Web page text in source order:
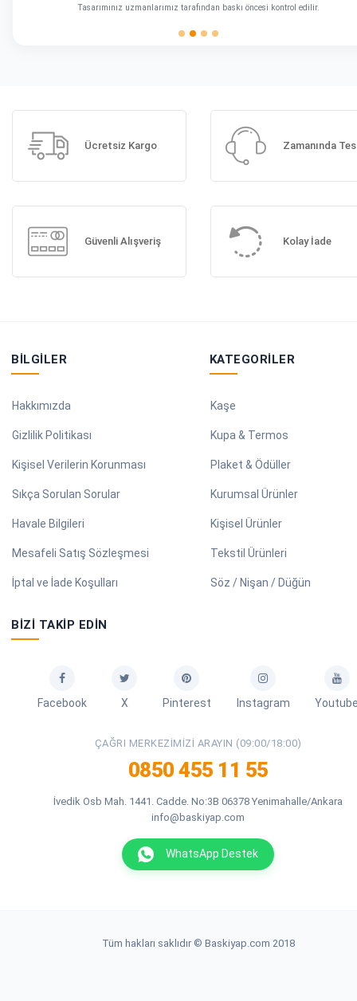
Tasarımınız uzmanlarımız tarafından baskı öncesi kontrol edilir.
Ücretsiz Kargo Zamanında
Güvenli Alışveriş Kolay İade
BILGILER
Hakkımızda
Gizlilik Politikası
Kişisel Verilerin Korunması
Sıkça Sorulan Sorular
Havale Bilgileri
Mesafeli Satış Sözleşmesi
İptal ve İade Koşulları
KATEGORILER
Kaşe
Kupa & Termos
Plaket & Ödüller
Kurumsal Ürünler
Kişisel Ürünler
Tekstil Ürünleri
Söz / Nişan / Düğün
BIZI TAKIP EDIN
Facebook X Pinterest Instagram
ÇAĞRI MERKEZIMIZI ARAYIN (09:00/18:00)
0850 455 11 55
İvedik Osb Mah. 1441. Cadde. No:3B 06378 Yenimahalle/Ankara
info@baskiyap.com
WhatsApp Destek
Tüm hakları saklıdır © Baskiyap.com 2018